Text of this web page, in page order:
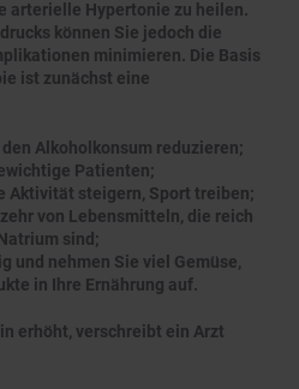
arterielle Hypertonie zu heilen.
können Sie jedoch die
minimieren. Die Basis
ist zunächst eine
Alkoholkonsum reduzieren;
Patienten;
Aktivität steigern, Sport treiben;
von Lebensmitteln, die reich
sind;
und nehmen Sie viel Gemüse,
in Ihre Ernährung auf.
erhöht, verschreibt ein Arzt